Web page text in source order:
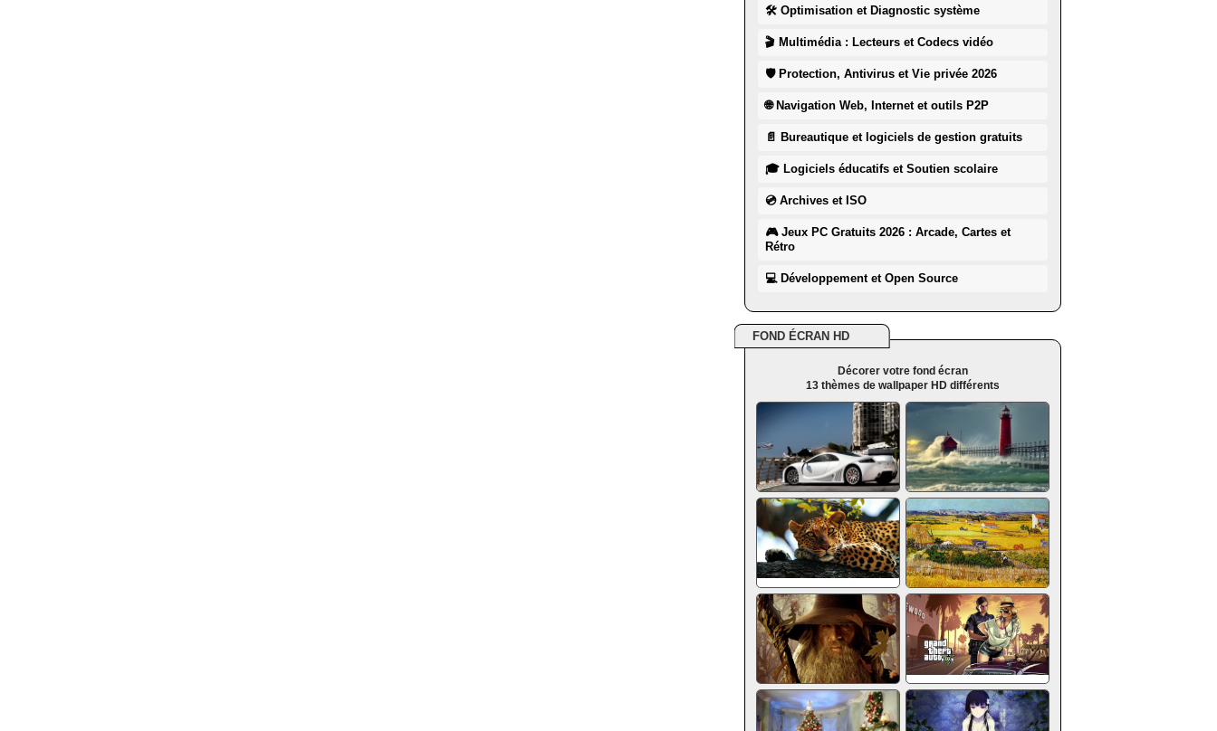
🛠 Optimisation et Diagnostic système
🎬 Multimédia : Lecteurs et Codecs vidéo
🛡 Protection, Antivirus et Vie privée 2026
🌐 Navigation Web, Internet et outils P2P
📄 Bureautique et logiciels de gestion gratuits
🎓 Logiciels éducatifs et Soutien scolaire
💿 Archives et ISO
🎮 Jeux PC Gratuits 2026 : Arcade, Cartes et
Rétro
💻 Développement et Open Source
FOND ÉCRAN HD
Décorer votre fond écran
13 thèmes de wallpaper HD différents